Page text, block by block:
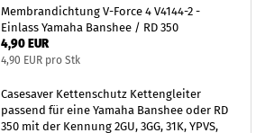
Membrandichtung V-Force 4 V4144-2 -
Einlass Yamaha Banshee / RD 350
4,90 EUR
4,90 EUR pro Stk
Casesaver Kettenschutz Kettengleiter
passend für eine Yamaha Banshee oder RD
350 mit der Kennung 2GU, 3GG, 31K, YPVS,